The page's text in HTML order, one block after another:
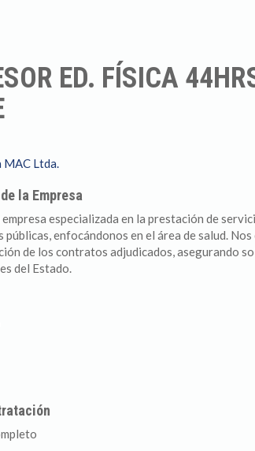
ED. FÍSICA
MAC Ltda.
la Empresa
empresa especializada en la prestación de
públicas, enfocándonos en el área de salud.
de los contratos adjudicados, asegurando
del Estado.